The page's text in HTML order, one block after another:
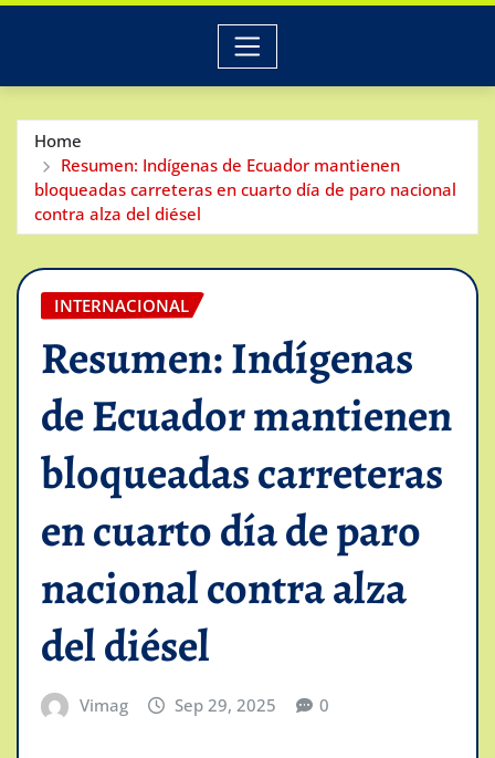
Home
Resumen: Indígenas de Ecuador mantienen
bloqueadas carreteras en cuarto día de paro nacional
contra alza del diésel
INTERNACIONAL
Resumen: Indígenas
de Ecuador mantienen
bloqueadas carreteras
en cuarto día de paro
nacional contra alza
del diésel
Vimag Sep 29, 2025 0